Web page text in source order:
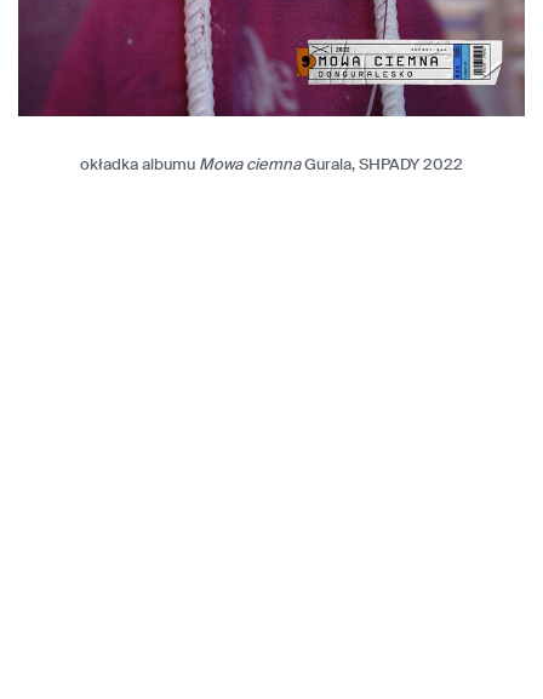
okładka albumu Mowa ciemnaGurala, SHPADY 2022